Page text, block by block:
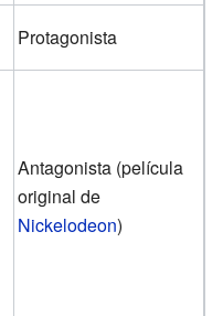
Protagonista
Antagonista (película
original de
Nickelodeon)